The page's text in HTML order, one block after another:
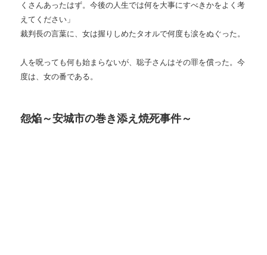
くさんあったはず。今後の人生では何を大事にすべきかをよく考
えてください」
裁判長の言葉に、女は握りしめたタオルで何度も涙をぬぐった。
人を呪っても何も始まらないが、聡子さんはその罪を償った。今
度は、女の番である。
怨焔～安城市の巻き添え焼死事件～